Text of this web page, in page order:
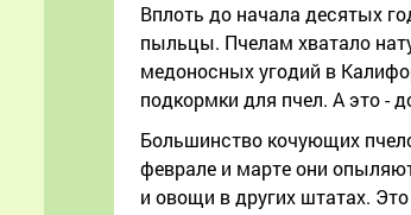
Вплоть до начала десятых
пыльцы. Пчелам хватало
медоносных угодий в
подкормки для пчел. А это -
Большинство кочующих
феврале и марте они
и овощи в других штатах.